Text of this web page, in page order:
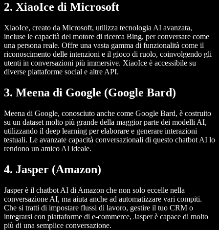
2. XiaoIce di Microsoft
XiaoIce, creato da Microsoft, utilizza tecnologia AI avanzata,
incluse le capacità del motore di ricerca Bing, per conversare come
una persona reale. Offre una vasta gamma di funzionalità come il
riconoscimento delle intenzioni e il gioco di ruolo, coinvolgendo gli
utenti in conversazioni più immersive. XiaoIce è accessibile su
diverse piattaforme social e altre API.
3. Meena di Google (Google Bard)
Meena di Google, conosciuto anche come Google Bard, è costruito
su un dataset molto più grande della maggior parte dei modelli AI,
utilizzando il deep learning per elaborare e generare interazioni
testuali. Le avanzate capacità conversazionali di questo chatbot AI lo
rendono un amico AI ideale.
4. Jasper (Amazon)
Jasper è il chatbot AI di Amazon che non solo eccelle nella
conversazione AI, ma aiuta anche ad automatizzare vari compiti.
Che si tratti di impostare flussi di lavoro, gestire il tuo CRM o
integrarsi con piattaforme di e-commerce, Jasper è capace di molto
più di una semplice conversazione.